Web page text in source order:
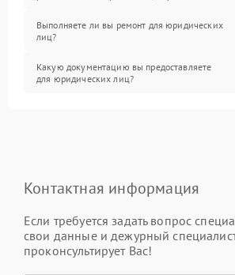
Выполняете ли вы ремонт для юридических
лиц?
Какую документацию вы предоставляете
для юридических лиц?
Контактная информация
Если требуется задать вопрос
свои данные и дежурный
проконсультирует Вас!